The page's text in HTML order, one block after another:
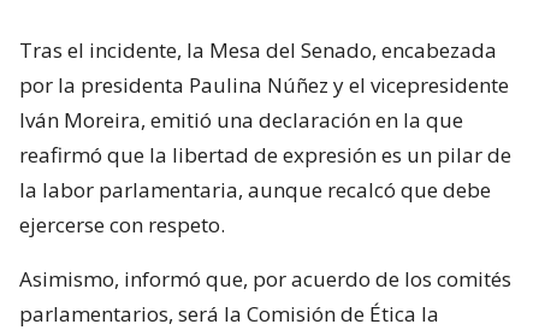
Tras el incidente, la Mesa del Senado, encabezada
por la presidenta Paulina Núñez y el vicepresidente
Iván Moreira, emitió una declaración en la que
reafirmó que la libertad de expresión es un pilar de
la labor parlamentaria, aunque recalcó que debe
ejercerse con respeto.
Asimismo, informó que, por acuerdo de los comités
parlamentarios, será la Comisión de Ética la